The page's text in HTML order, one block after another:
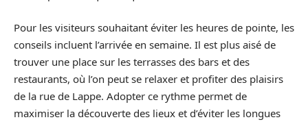
Pour les visiteurs souhaitant éviter les heures de pointe, les
conseils incluent l’arrivée en semaine. Il est plus aisé de
trouver une place sur les terrasses des bars et des
restaurants, où l’on peut se relaxer et profiter des plaisirs
de la rue de Lappe. Adopter ce rythme permet de
maximiser la découverte des lieux et d’éviter les longues